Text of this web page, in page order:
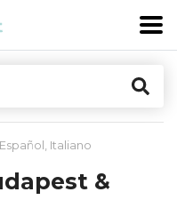
Español , Italiano
&